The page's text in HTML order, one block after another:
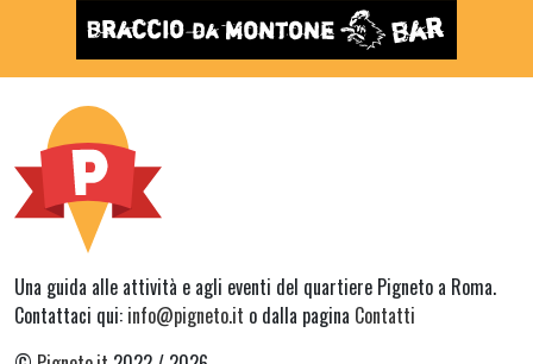
Una guida alle attività e agli eventi del quartiere Pigneto a Roma.
Contattaci qui: info@pigneto.it o dalla pagina Contatti